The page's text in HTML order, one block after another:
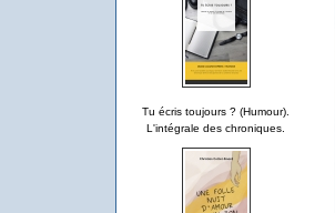
Tu écris toujours ? (Humour).
L'intégrale des chroniques.